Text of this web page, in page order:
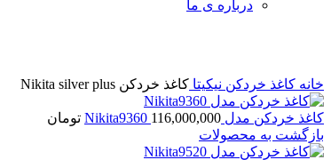
درباره ی ما
خانه کاغذ خردکن نیکیتا کاغذ خردکن Nikita silver plus
کاغذ خردکن مدل Nikita9360 116,000,000
تومان
بازگشت به محصولات